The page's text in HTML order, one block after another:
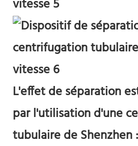
L'effet de séparation
par l'utilisation d'une
tubulaire de Shenzhen :